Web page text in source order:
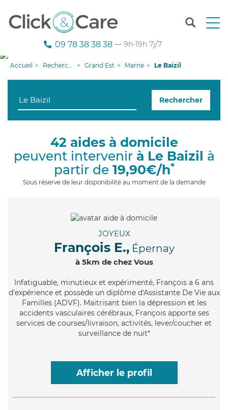
T
n
g
i
09 78 38 38 38 — 9h-19h 7j/7
Accueil Recherche aide à domicile Grand Est Marne Le Baizil
Rechercher
42 aides à domicile
peuvent intervenir à Le Baizil à
partir de 19,90€/h*
Sous réserve de leur disponibilité au moment de la demande
JOYEUX
François E., Épernay
à 5km de chez Vous
Infatiguable, minutieux et expérimenté, François a 6 ans
d'expérience et possède un diplôme d'Assistante De Vie aux
Familles (ADVF). Maitrisant bien la dépression et les
accidents vasculaires cérébraux, François apporte ses
services de courses/livraison, activités, lever/coucher et
surveillance de nuit*
Afficher le profil